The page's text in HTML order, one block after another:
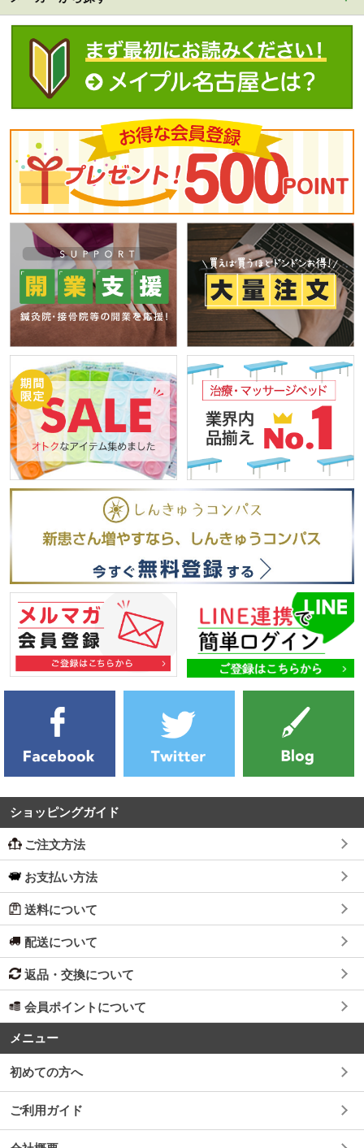
ショッピングガイド
ご注文方法
お支払い方法
送料について
配送について
返品・交換について
会員ポイントについて
メニュー
初めての方へ
ご利用ガイド